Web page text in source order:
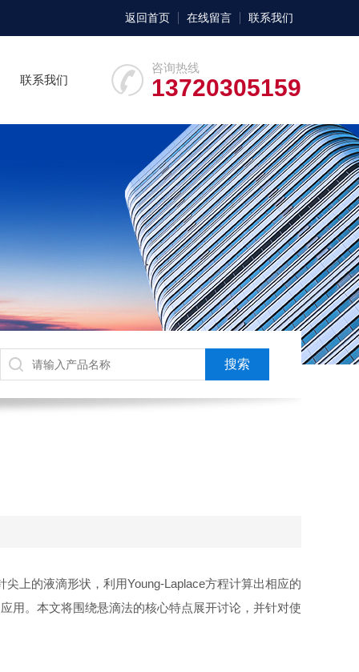
返回首页 在线留言 联系我们
咨询热线
13720305159
联系我们
上的液滴形状，利用Young-Laplace方程计算出相应的
用。本文将围绕悬滴法的核心特点展开讨论，并针对使